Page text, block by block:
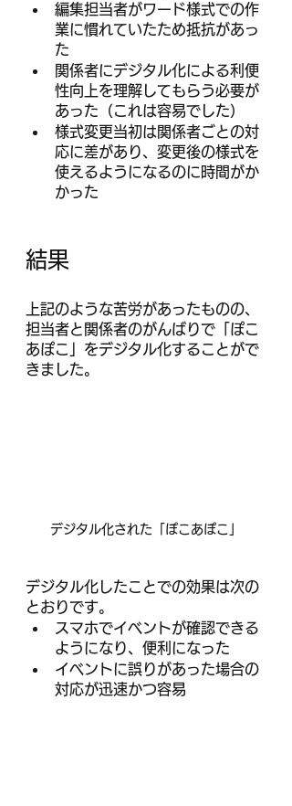
編集担当者がワード様式での作
業に慣れていたため抵抗があっ
た
関係者にデジタル化による利便
性向上を理解してもらう必要が
あった（これは容易でした）
様式変更当初は関係者ごとの対
応に差があり、変更後の様式を
使えるようになるのに時間がか
かった
結果
上記のような苦労があったものの、
担当者と関係者のがんばりで「ぽこ
あぽこ」をデジタル化することがで
きました。
デジタル化された「ぽこあぽこ」
デジタル化したことでの効果は次の
とおりです。
スマホでイベントが確認できる
ようになり、便利になった
イベントに誤りがあった場合の
対応が迅速かつ容易